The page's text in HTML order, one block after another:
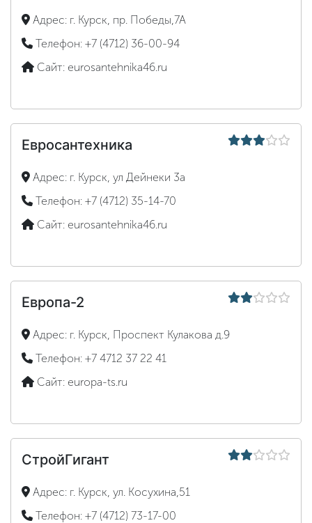
Адрес: г. Курск, пр. Победы,7А
Телефон: +7 (4712) 36-00-94
Сайт: eurosantehnika46.ru
Евросантехника
Адрес: г. Курск, ул Дейнеки 3а
Телефон: +7 (4712) 35-14-70
Сайт: eurosantehnika46.ru
Европа-2
Адрес: г. Курск, Проспект Кулакова д.9
Телефон: +7 4712 37 22 41
Сайт: europa-ts.ru
СтройГигант
Адрес: г. Курск, ул. Косухина,51
Телефон: +7 (4712) 73-17-00